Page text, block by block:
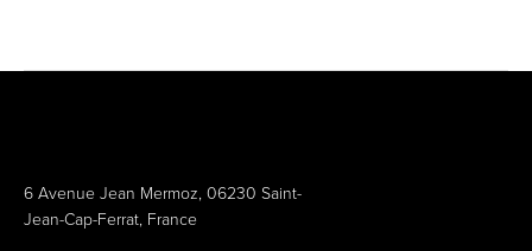
6 Avenue Jean Mermoz, 06230 Saint-
Jean-Cap-Ferrat, France